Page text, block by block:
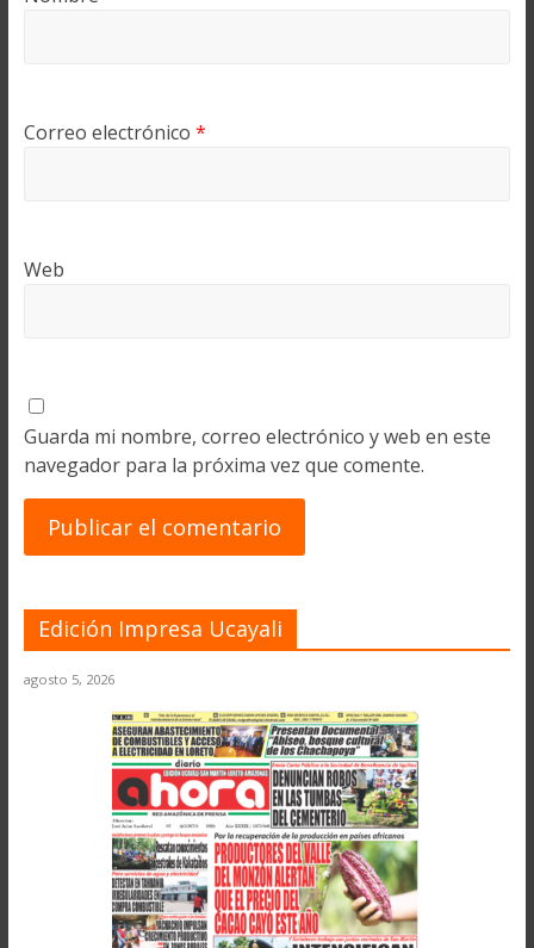
Correo electrónico *
Web
Guarda mi nombre, correo electrónico y web en este
navegador para la próxima vez que comente.
Edición Impresa Ucayali
agosto 5, 2026